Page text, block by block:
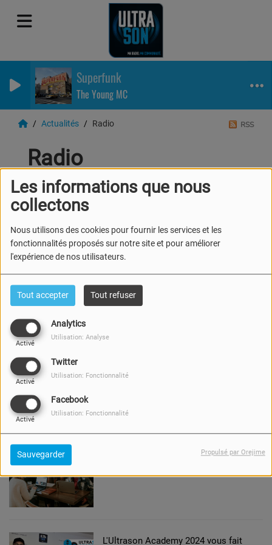
Les informations que nous
collectons
Nous utilisons des cookies pour fournir les services et les
fonctionnalités proposés sur notre site et pour améliorer
l'expérience de nos utilisateurs.
Tout accepter Tout refuser
Analytics
Activé
Utilisation: Analyse
Twitter
Activé
Utilisation: Fonctionnalité
Facebook
Activé
Utilisation: Fonctionnalité
Sauvegarder Propulsé par Orejime
Superfunk
The Young MC
Actualités Radio
Radio
RSS
L'invité.e de la semaine - La chanteuse
Maëva
Ecoutez l'Ultra Quiz, tout l'été sur
L'Ultrason Academy 2024 vous fait